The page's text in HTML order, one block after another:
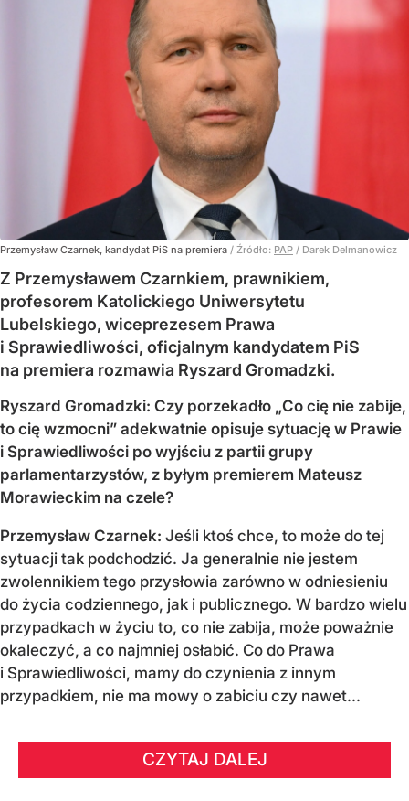
Przemysław Czarnek, kandydat PiS na premiera / Źródło: PAP / Darek Delmanowicz
Z Przemysławem Czarnkiem, prawnikiem,
profesorem Katolickiego Uniwersytetu
Lubelskiego, wiceprezesem Prawa
i Sprawiedliwości, oficjalnym kandydatem PiS
na premiera rozmawia Ryszard Gromadzki.
Ryszard Gromadzki: Czy porzekadło „Co cię nie zabije,
to cię wzmocni” adekwatnie opisuje sytuację w Prawie
i Sprawiedliwości po wyjściu z partii grupy
parlamentarzystów, z byłym premierem Mateusz
Morawieckim na czele?
Przemysław Czarnek: Jeśli ktoś chce, to może do tej
sytuacji tak podchodzić. Ja generalnie nie jestem
zwolennikiem tego przysłowia zarówno w odniesieniu
do życia codziennego, jak i publicznego. W bardzo wielu
przypadkach w życiu to, co nie zabija, może poważnie
okaleczyć, a co najmniej osłabić. Co do Prawa
i Sprawiedliwości, mamy do czynienia z innym
przypadkiem, nie ma mowy o zabiciu czy nawet...
CZYTAJ DALEJ